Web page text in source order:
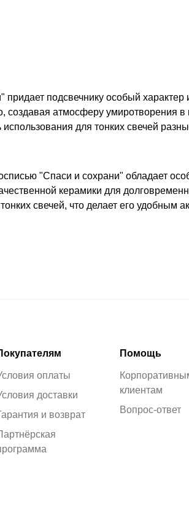
подсвечнику особый характер
создавая атмосферу умиротворения
для тонких свечей
"Спаси и сохрани" обладает
керамики для
свечей, что делает его удобным
оплаты
доставки
и возврат
Помощь
клиентам
Вопрос-ответ